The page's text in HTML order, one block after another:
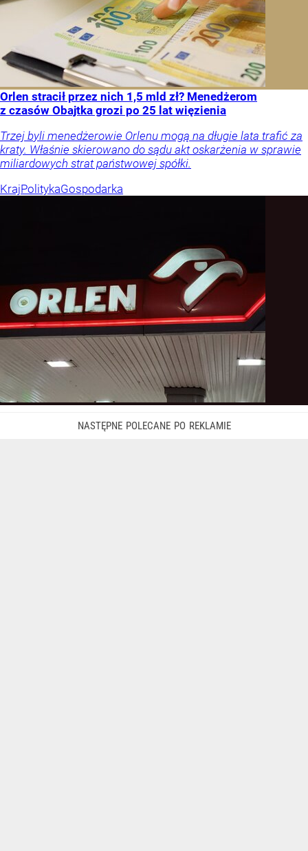
Orlen stracił przez nich 1,5 mld zł? Menedżerom
z czasów Obajtka grozi po 25 lat więzienia
Trzej byli menedżerowie Orlenu mogą na długie lata trafić za
kraty. Właśnie skierowano do sądu akt oskarżenia w sprawie
miliardowych strat państwowej spółki.
KrajPolitykaGospodarka